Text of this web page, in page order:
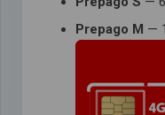
Prepago M —